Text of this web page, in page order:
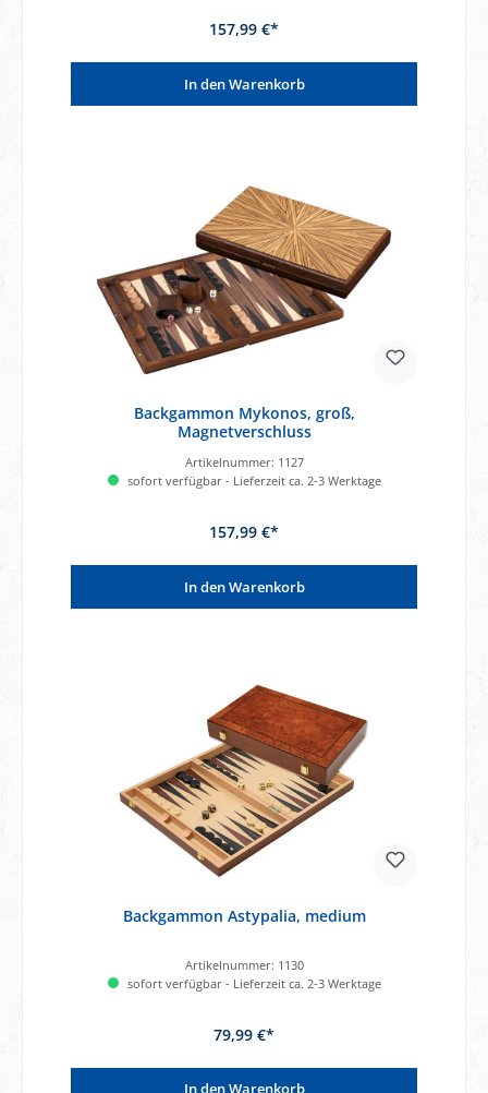
157,99 €*
In den Warenkorb
Backgammon Mykonos, groß,
Magnetverschluss
Artikelnummer: 1127
sofort verfügbar - Lieferzeit ca. 2-3 Werktage
157,99 €*
In den Warenkorb
Backgammon Astypalia, medium
Artikelnummer: 1130
sofort verfügbar - Lieferzeit ca. 2-3 Werktage
79,99 €*